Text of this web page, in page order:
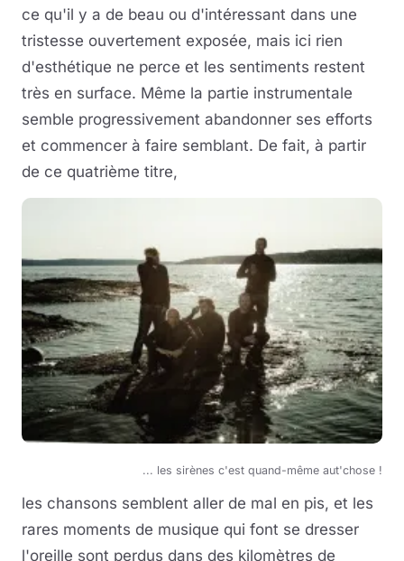
ce qu'il y a de beau ou d'intéressant dans une
tristesse ouvertement exposée, mais ici rien
d'esthétique ne perce et les sentiments restent
très en surface. Même la partie instrumentale
semble progressivement abandonner ses efforts
et commencer à faire semblant. De fait, à partir
de ce quatrième titre,
... les sirènes c'est quand-même aut'chose !
les chansons semblent aller de mal en pis, et les
rares moments de musique qui font se dresser
l'oreille sont perdus dans des kilomètres de